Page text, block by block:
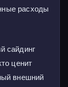
расходы
сайдинг
ценит
внешний